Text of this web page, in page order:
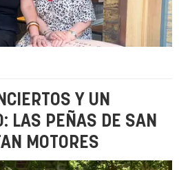
Y UN
LAS PEÑAS DE SAN
MOTORES